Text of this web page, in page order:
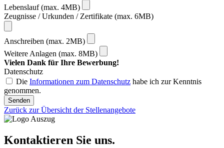
Lebenslauf (max. 4MB)
Zeugnisse / Urkunden / Zertifikate (max. 6MB)
Anschreiben (max. 2MB)
Weitere Anlagen (max. 8MB)
Vielen Dank für Ihre Bewerbung!
Datenschutz
Die Informationen zum Datenschutz habe ich zur Kenntnis
genommen.
Senden
Zurück zur Übersicht der Stellenangebote
Kontaktieren Sie uns.